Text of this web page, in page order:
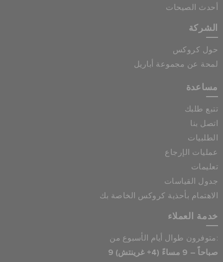
أحدث الصيحات
الشركة
حول كروكس
لمحة عن مجموعة أباريل
مساعدة
تتبع طلبك
اتصل بنا
الطلبيات
عمليات الإرجاع
تعليمات
جدول القياسات
الاهتمام بأحذية كروكس الخاصة بك
خدمة العملاء
متوفرون طوال أيام الأسبوع من:
9 صباحاً – 9 مساءً (4+ غرينتش)